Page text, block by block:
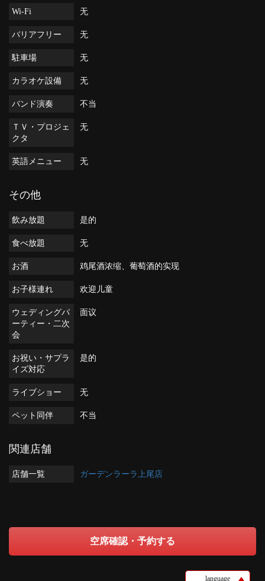
Wi-Fi 无
バリアフリー 无
駐車場 无
カラオケ設備 无
バンド演奏 不当
ＴＶ・プロジェ
クタ
无
英語メニュー 无
その他
飲み放題 是的
食べ放題 无
お酒 鸡尾酒浓缩、葡萄酒的实现
お子様連れ 欢迎儿童
ウェディングパ
ーティー・二次
会
面议
お祝い・サプラ
イズ対応
是的
ライブショー 无
ペット同伴 不当
関連店舗
店舗一覧 ガーデンラーラ上尾店
空席確認・予約する
language